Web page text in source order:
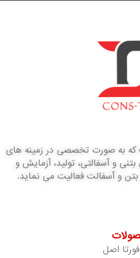
به صورت تخصصی در زمینه های
و آسفالتی، تولید، آزمایش و
و آسفالت فعالیت می نماید.
اصل